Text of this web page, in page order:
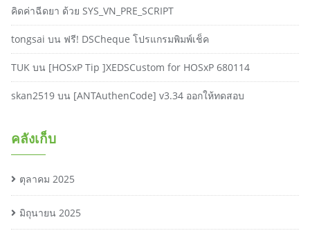
คิดค่าฉีดยา ด้วย SYS_VN_PRE_SCRIPT
tongsai บน ฟรี! DSCheque โปรแกรมพิมพ์เช็ค
TUK บน [HOSxP Tip ]XEDSCustom for HOSxP 680114
skan2519 บน [ANTAuthenCode] v3.34 ออกให้ทดสอบ
คลังเก็บ
ตุลาคม 2025
มิถุนายน 2025